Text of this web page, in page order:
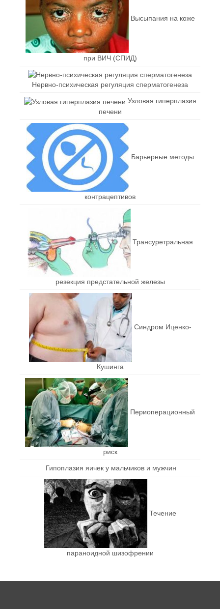
Высыпания на коже
при ВИЧ (СПИД)
Нервно-психическая регуляция сперматогенеза
Узловая гиперплазия
печени
Барьерные методы
контрацептивов
Трансуретральная
резекция предстательной железы
Синдром Иценко-
Кушинга
Периоперационный
риск
Гипоплазия яичек у мальчиков и мужчин
Течение
параноидной шизофрении